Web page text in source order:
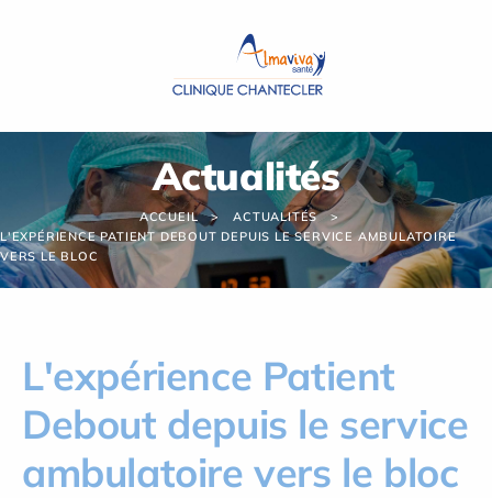
Actualités
ACCUEIL
ACTUALITÉS
L'EXPÉRIENCE PATIENT DEBOUT DEPUIS LE SERVICE AMBULATOIRE
VERS LE BLOC
L'expérience Patient
Debout depuis le service
ambulatoire vers le bloc